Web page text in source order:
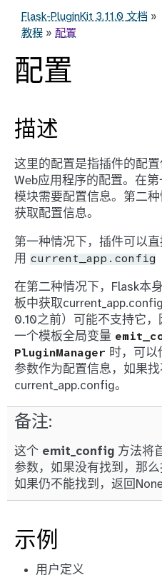
Flask-PluginKit 3.11.0 文档 »
教程 » 配置
配置
描述
这里的配置是指插件的配
Web应用程序的配置。在
模块需要配置信息。第二
获取配置信息。
第一种情况下，插件可以
用 current_app.config
在第二种情况下，Flask本
板中获取
0.10之前）可能不支持它
一个模板全局变量
PluginManager 时，可以
参数作为配置信息，如果
current_app.config。
备注
这个 emit_config 方法将
参数，如果没有找到，那
如果仍不能找到，返回None
示例
用户定义